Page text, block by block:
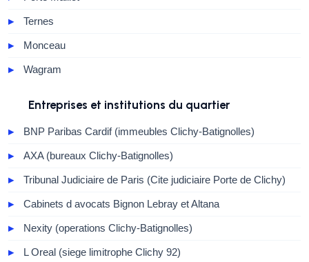
Ternes
Monceau
Wagram
Entreprises et institutions du quartier
BNP Paribas Cardif (immeubles Clichy-Batignolles)
AXA (bureaux Clichy-Batignolles)
Tribunal Judiciaire de Paris (Cite judiciaire Porte de Clichy)
Cabinets d avocats Bignon Lebray et Altana
Nexity (operations Clichy-Batignolles)
L Oreal (siege limitrophe Clichy 92)